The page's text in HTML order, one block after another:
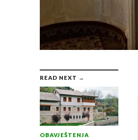
READ NEXT →
OBAVJEŠTENJA